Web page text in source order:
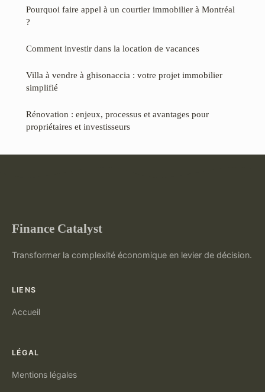
Pourquoi faire appel à un courtier immobilier à Montréal
?
Comment investir dans la location de vacances
Villa à vendre à ghisonaccia : votre projet immobilier
simplifié
Rénovation : enjeux, processus et avantages pour
propriétaires et investisseurs
Finance Catalyst
Transformer la complexité économique en levier de décision.
LIENS
Accueil
LÉGAL
Mentions légales